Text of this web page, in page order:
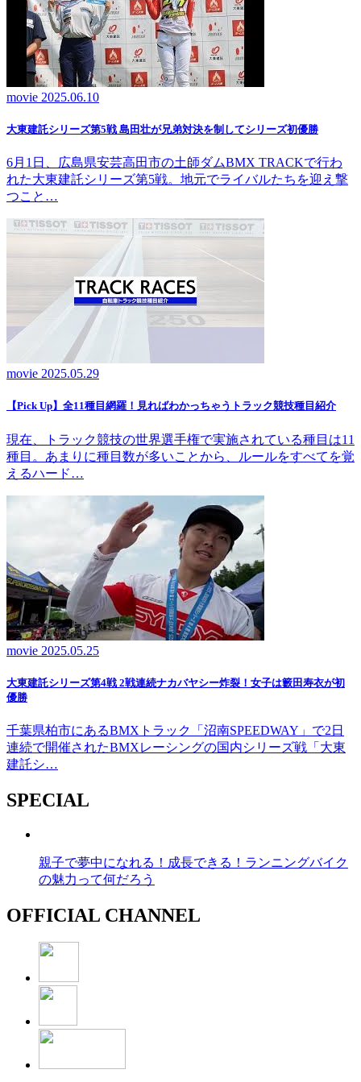
movie 2025.06.10
大東建託シリーズ第5戦 島田壮が兄弟対決を制してシリーズ初優勝
6月1日、広島県安芸高田市の土師ダムBMX TRACKで行わ
れた大東建託シリーズ第5戦。地元でライバルたちを迎え撃
つこと…
movie 2025.05.29
【Pick Up】全11種目網羅！見ればわかっちゃうトラック競技種目紹介
現在、トラック競技の世界選手権で実施されている種目は11
種目。あまりに種目数が多いことから、ルールをすべてを覚
えるハード…
movie 2025.05.25
大東建託シリーズ第4戦 2戦連続ナカバヤシー炸裂！女子は籔田寿衣が初
優勝
千葉県柏市にあるBMXトラック「沼南SPEEDWAY」で2日
連続で開催されたBMXレーシングの国内シリーズ戦「大東
建託シ…
SPECIAL
親子で夢中になれる！成長できる！ランニングバイク
の魅力って何だろう
OFFICIAL CHANNEL